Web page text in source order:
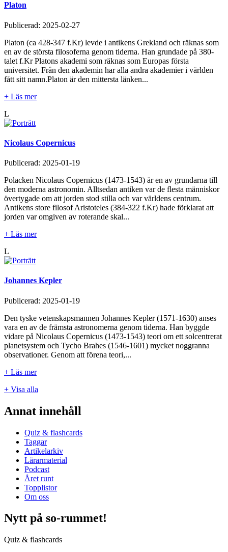
Platon
Publicerad: 2025-02-27
Platon (ca 428-347 f.Kr) levde i antikens Grekland och räknas som
en av de största filosoferna genom tiderna. Han grundade på 380-
talet f.Kr Platons akademi som räknas som Europas första
universitet. Från den akademin har alla andra akademier i världen
fått sitt namn.Platon är den mittersta länken...
+ Läs mer
L
Nicolaus Copernicus
Publicerad: 2025-01-19
Polacken Nicolaus Copernicus (1473-1543) är en av grundarna till
den moderna astronomin. Alltsedan antiken var de flesta människor
övertygade om att jorden stod stilla och var världens centrum.
Antikens store filosof Aristoteles (384-322 f.Kr) hade förklarat att
jorden var omgiven av roterande skal...
+ Läs mer
L
Johannes Kepler
Publicerad: 2025-01-19
Den tyske vetenskapsmannen Johannes Kepler (1571-1630) anses
vara en av de främsta astronomerna genom tiderna. Han byggde
vidare på Nicolaus Copernicus (1473-1543) teori om ett solcentrerat
planetsystem och Tycho Brahes (1546-1601) mycket noggranna
observationer. Genom att förena teori,...
+ Läs mer
+ Visa alla
Annat innehåll
Quiz & flashcards
Taggar
Artikelarkiv
Lärarmaterial
Podcast
Året runt
Topplistor
Om oss
Nytt på so-rummet!
Quiz & flashcards